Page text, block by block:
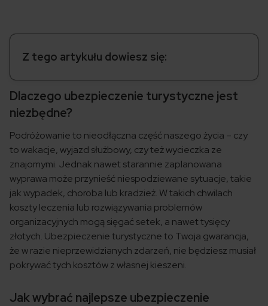
Z tego artykułu dowiesz się:
Dlaczego ubezpieczenie turystyczne jest
niezbędne?
Podróżowanie to nieodłączna część naszego życia – czy
to wakacje, wyjazd służbowy, czy też wycieczka ze
znajomymi. Jednak nawet starannie zaplanowana
wyprawa może przynieść niespodziewane sytuacje, takie
jak wypadek, choroba lub kradzież. W takich chwilach
koszty leczenia lub rozwiązywania problemów
organizacyjnych mogą sięgać setek, a nawet tysięcy
złotych. Ubezpieczenie turystyczne to Twoja gwarancja,
że w razie nieprzewidzianych zdarzeń, nie będziesz musiał
pokrywać tych kosztów z własnej kieszeni.
Jak wybrać najlepsze ubezpieczenie